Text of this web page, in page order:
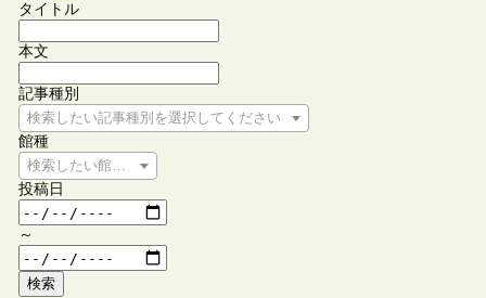
タイトル
本文
記事種別
検索したい記事種別を選択してください
館種
検索したい館種を選択してください
投稿日
～
検索